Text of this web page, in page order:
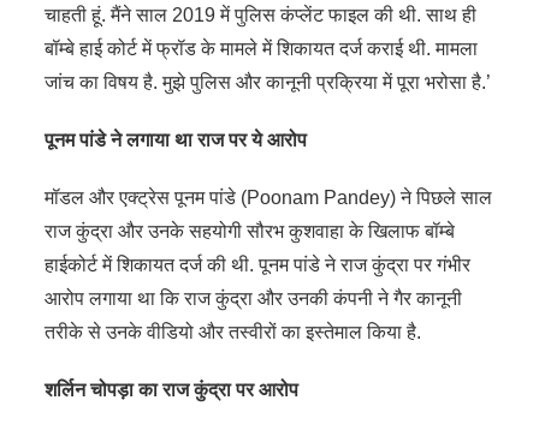
चाहती हूं. मैंने साल 2019 में पुलिस कंप्लेंट फाइल की थी. साथ ही
बॉम्बे हाई कोर्ट में फ्रॉड के मामले में शिकायत दर्ज कराई थी. मामला
जांच का विषय है. मुझे पुलिस और कानूनी प्रक्रिया में पूरा भरोसा है.’
पूनम पांडे ने लगाया था राज पर ये आरोप
मॉडल और एक्ट्रेस पूनम पांडे (Poonam Pandey) ने पिछले साल
राज कुंद्रा और उनके सहयोगी सौरभ कुशवाहा के खिलाफ बॉम्बे
हाईकोर्ट में शिकायत दर्ज की थी. पूनम पांडे ने राज कुंद्रा पर गंभीर
आरोप लगाया था कि राज कुंद्रा और उनकी कंपनी ने गैर कानूनी
तरीके से उनके वीडियो और तस्वीरों का इस्तेमाल किया है.
शर्लिन चोपड़ा का राज कुंद्रा पर आरोप